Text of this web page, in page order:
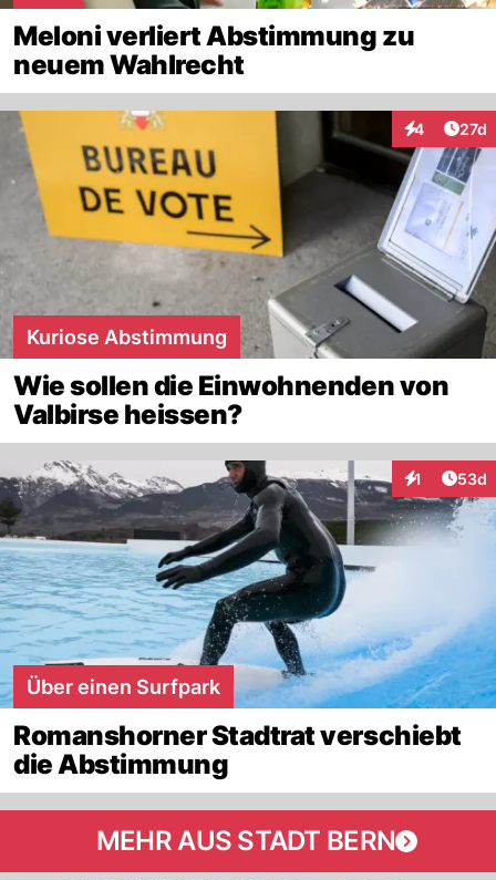
Meloni verliert Abstimmung zu
neuem Wahlrecht
4
Interaktionen
27d
Kuriose Abstimmung
Wie sollen die Einwohnenden von
Valbirse heissen?
1
Interaktionen
53d
Über einen Surfpark
Romanshorner Stadtrat verschiebt
die Abstimmung
MEHR AUS STADT BERN